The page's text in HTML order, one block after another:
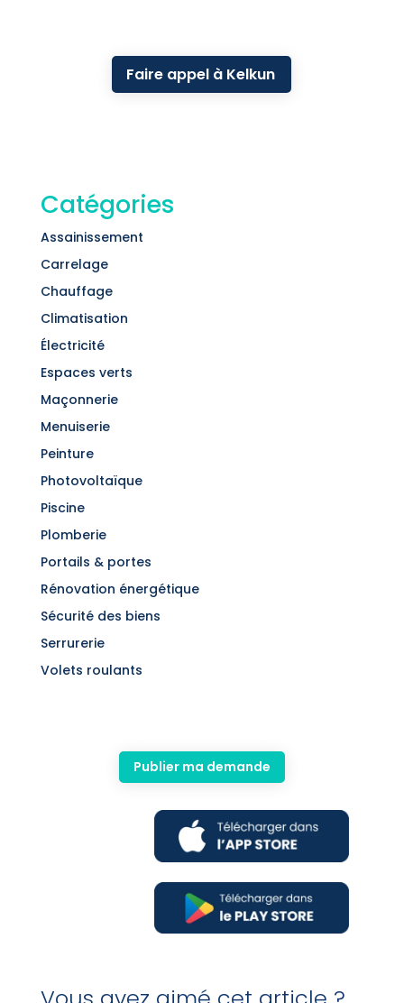
Faire appel à Kelkun
Catégories
Assainissement
Carrelage
Chauffage
Climatisation
Électricité
Espaces verts
Maçonnerie
Menuiserie
Peinture
Photovoltaïque
Piscine
Plomberie
Portails & portes
Rénovation énergétique
Sécurité des biens
Serrurerie
Volets roulants
Publier ma demande